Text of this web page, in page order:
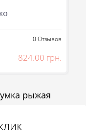
мені
0Отзывов
824.00 грн.
рыжая